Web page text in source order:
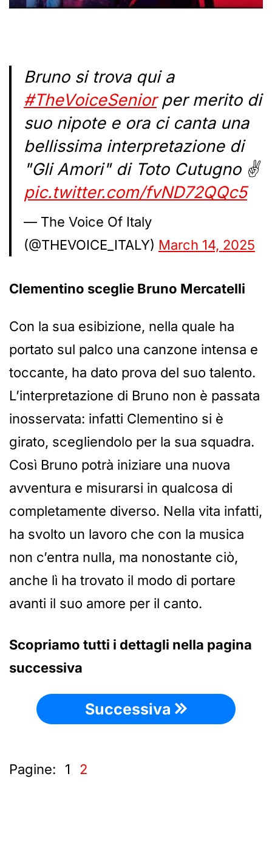
Bruno si trova qui a
#TheVoiceSeniorper merito di
suo nipote e ora ci canta una
bellissima interpretazione di
"Gli Amori" di Toto Cutugno ✌️
pic.twitter.com/fvND72QQc5
— The Voice Of Italy
(@THEVOICE_ITALY) March 14, 2025
Clementino sceglie Bruno Mercatelli
Con la sua esibizione, nella quale ha
portato sul palco una canzone intensa e
toccante, ha dato prova del suo talento.
L’interpretazione di Bruno non è passata
inosservata: infatti Clementino si è
girato, scegliendolo per la sua squadra.
Così Bruno potrà iniziare una nuova
avventura e misurarsi in qualcosa di
completamente diverso. Nella vita infatti,
ha svolto un lavoro che con la musica
non c’entra nulla, ma nonostante ciò,
anche lì ha trovato il modo di portare
avanti il suo amore per il canto.
Scopriamo tutti i dettagli nella pagina
successiva
Successiva
Pagine: 1 2